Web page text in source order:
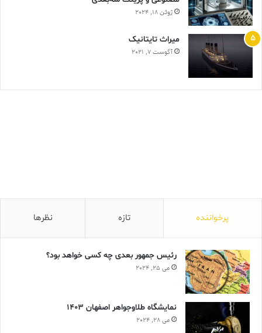
ژوئن 18, 2024
ميراث تايتانيک
آگوست 7, 2021
پرخواننده تازه نظرها
رئیس جمهور بعدی چه کسی خواهد بود؟
می 25, 2024
نمایشگاه طلاوجواهر اصفهان 1403
می 28, 2024